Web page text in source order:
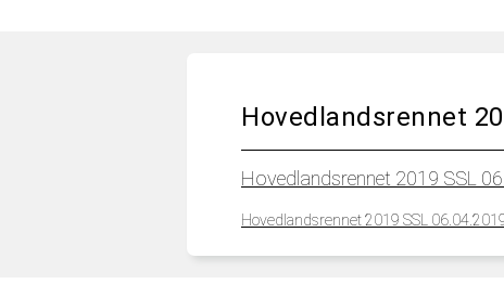
Hovedlandsrennet
Hovedlandsrennet 2019 SSL
Hovedlandsrennet 2019 SSL